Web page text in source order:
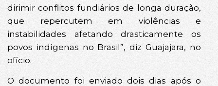
dirimir conflitos fundiários de longa duração,
que repercutem em violências e
instabilidades afetando drasticamente os
povos indígenas no Brasil”, diz Guajajara, no
ofício.
O documento foi enviado dois dias após o